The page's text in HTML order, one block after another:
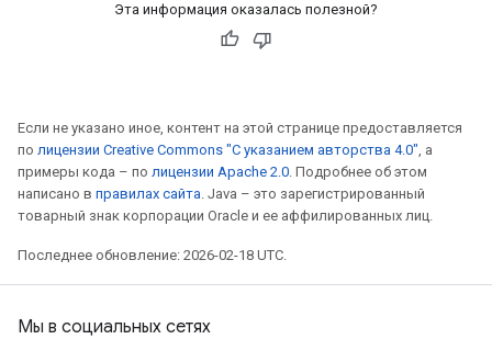
Эта информация оказалась полезной?
Если не указано иное, контент на этой странице предоставляется
по лицензии Creative Commons "С указанием авторства 4.0", а
примеры кода – по лицензии Apache 2.0. Подробнее об этом
написано в правилах сайта. Java – это зарегистрированный
товарный знак корпорации Oracle и ее аффилированных лиц.
Последнее обновление: 2026-02-18 UTC.
Мы в социальных сетях